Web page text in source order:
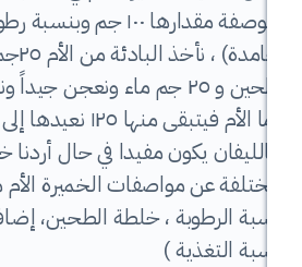
للوصفة مقدارها ١٠٠ جم
طحين و ٢٥ جم ماء ونعجن جيداً ونتركها
نعيدها إلى الثلاجة.
يكون مفيدا في حال أردنا خميرة
مواصفات الخميرة الأم مثل القوام
، خلطة الطحين، إضافة مكونات
)